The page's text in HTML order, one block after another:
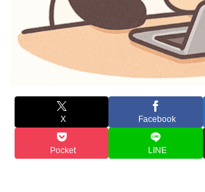
X Facebook
Pocket LINE